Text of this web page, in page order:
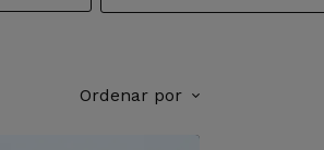
Ordenar por